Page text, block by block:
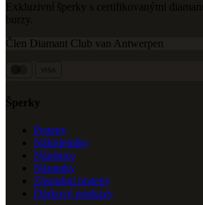
Exkluzivní šperky s certifikovanými
burzy.
Člen Diamant Club van Antwerpen
Šperky
Prsteny
Náhrdelníky
Náušnice
Náramky
Zásnubní prsteny
Dárkové poukazy